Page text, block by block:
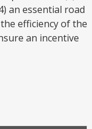
an essential road
efficiency of the
an incentive